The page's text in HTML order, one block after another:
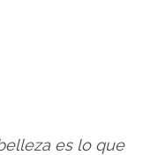
es lo que